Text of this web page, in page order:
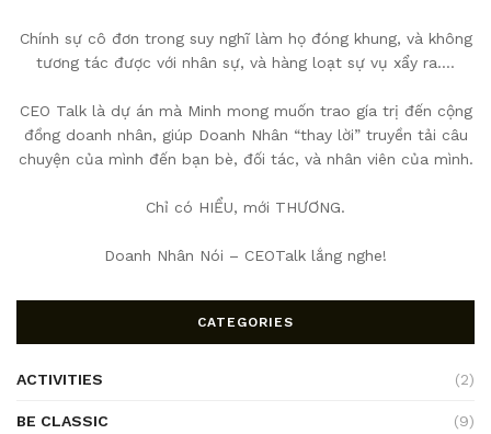
Chính sự cô đơn trong suy nghĩ làm họ đóng khung, và không
tương tác được với nhân sự, và hàng loạt sự vụ xẩy ra….
CEO Talk là dự án mà Minh mong muốn trao gía trị đến cộng
đồng doanh nhân, giúp Doanh Nhân “thay lời” truyền tải câu
chuyện của mình đến bạn bè, đối tác, và nhân viên của mình.
Chỉ có HIỂU, mới THƯƠNG.
Doanh Nhân Nói – CEOTalk lắng nghe!
CATEGORIES
ACTIVITIES (2)
BE CLASSIC (9)